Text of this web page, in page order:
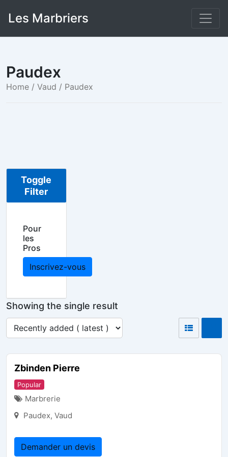
Les Marbriers
Paudex
Home / Vaud / Paudex
Showing the single result
Zbinden Pierre
Popular
Marbrerie
Paudex, Vaud
Demander un devis
Toggle
Filter
Pour
les
Pros
Inscrivez-vous